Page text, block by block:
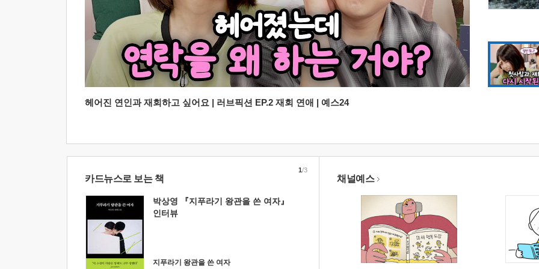
헤어진 연인과 재회하고 싶어요 | 러브픽션 EP.2 재회 연애 | 예스24
카드뉴스로 보는 책
박상영 『지푸라기 왕관을 쓴 여자』
인터뷰
지푸라기 왕관을 쓴 여자
1/3
채널예스